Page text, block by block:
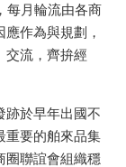
每月輪流由各商
作為與規劃，
交流，齊拚經
跡於早年出國不
重要的舶來品集
圈聯誼會組織穩